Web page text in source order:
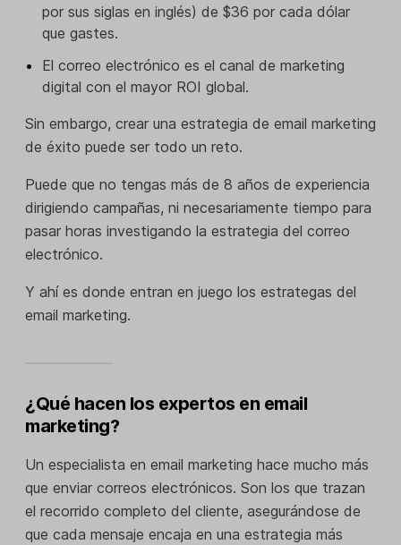
por sus siglas en inglés) de $36 por cada dólar
que gastes.
El correo electrónico es el canal de marketing
digital con el mayor ROI global.
Sin embargo, crear una estrategia de email marketing
de éxito puede ser todo un reto.
Puede que no tengas más de 8 años de experiencia
dirigiendo campañas, ni necesariamente tiempo para
pasar horas investigando la estrategia del correo
electrónico.
Y ahí es donde entran en juego los estrategas del
email marketing.
¿Qué hacen los expertos en email
marketing?
Un especialista en email marketing hace mucho más
que enviar correos electrónicos. Son los que trazan
el recorrido completo del cliente, asegurándose de
que cada mensaje encaja en una estrategia más